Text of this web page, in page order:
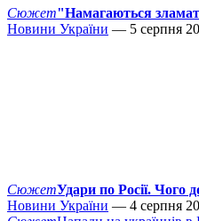
Сюжет"Намагаються
Новини України — 5 серпня
СюжетУдари по Росії. Чого
Новини України — 4 серпня